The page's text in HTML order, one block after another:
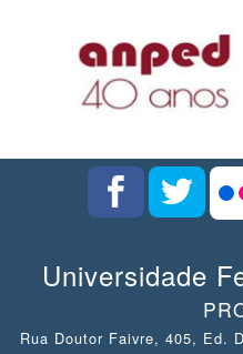
Universidade
Rua Doutor Faivre, 405, Ed.